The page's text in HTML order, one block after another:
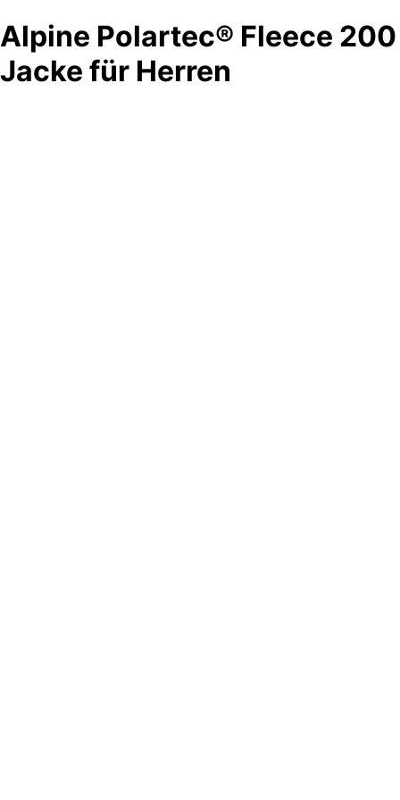
Alpine Polartec® Fleece 200
Jacke für Herren